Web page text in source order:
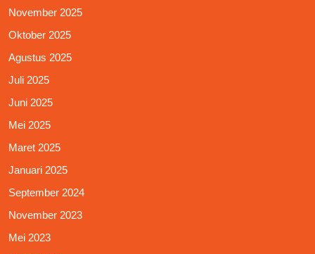
November 2025
Oktober 2025
Agustus 2025
Juli 2025
Juni 2025
Mei 2025
Maret 2025
Januari 2025
September 2024
November 2023
Mei 2023